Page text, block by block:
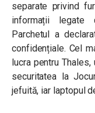
separate privind
informații legate
Parchetul a
confidențiale. Cel
lucra pentru
securitatea la
jefuită, iar laptopul